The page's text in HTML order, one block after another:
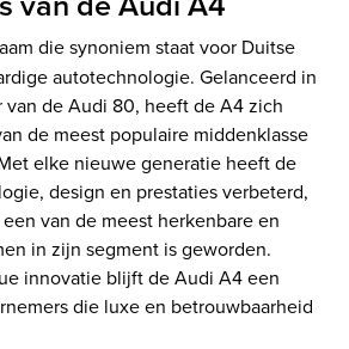
die synoniem staat voor Duitse
autotechnologie. Gelanceerd in
van de Audi 80, heeft de A4 zich
de meest populaire middenklasse
elke nieuwe generatie heeft de
design en prestaties verbeterd,
van de meest herkenbare en
in zijn segment is geworden.
innovatie blijft de Audi A4 een
die luxe en betrouwbaarheid